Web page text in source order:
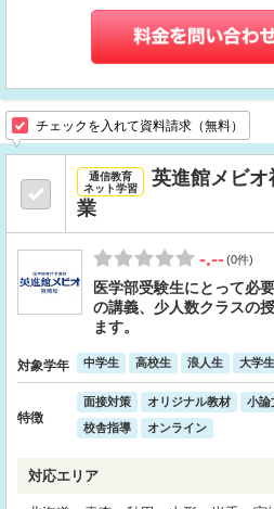
チェックを入れて資料請求（無料）
通信教育
ネット学習
英進館メビ
業
-.--(0件)
医学部受験生にとって必
の講義、少人数クラスの
ます。
対象学年 中学生 高校生 浪人生 大学
特徴
面接対策 オリジナル教材 小論
校舎指導
オンライン
対応エリア